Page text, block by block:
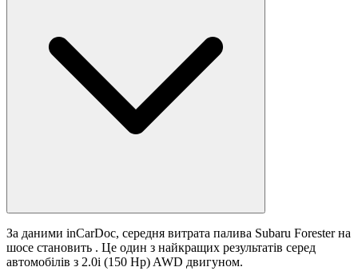
За даними inCarDoc, середня витрата палива Subaru Forester на
шосе становить . Це один з найкращих результатів серед
автомобілів з 2.0i (150 Hp) AWD двигуном.